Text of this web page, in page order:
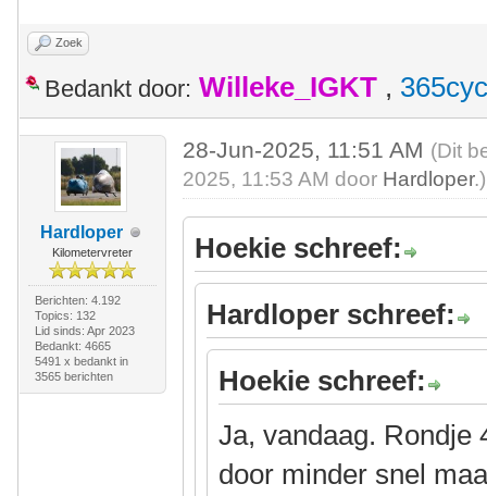
Zoek
Bedankt door: Willeke_IGKT ,
Hardloper
Kilometervreter
Berichten: 4.192
Topics: 132
Lid sinds: Apr 2023
Bedankt: 4665
5491 x bedankt in
3565 berichten
28-Jun-2025, 11:51 AM (Dit
2025, 11:53 AM door Hardloper.)
Hoekie schreef:
Hardloper schreef:
Hoekie schreef:
Ja, vandaag. Rondje
door minder snel